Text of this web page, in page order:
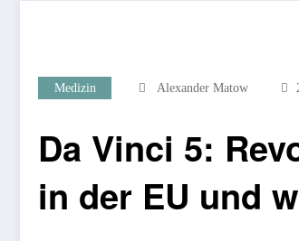
Medizin Alexander Matow
Da Vinci 5:
in der EU und